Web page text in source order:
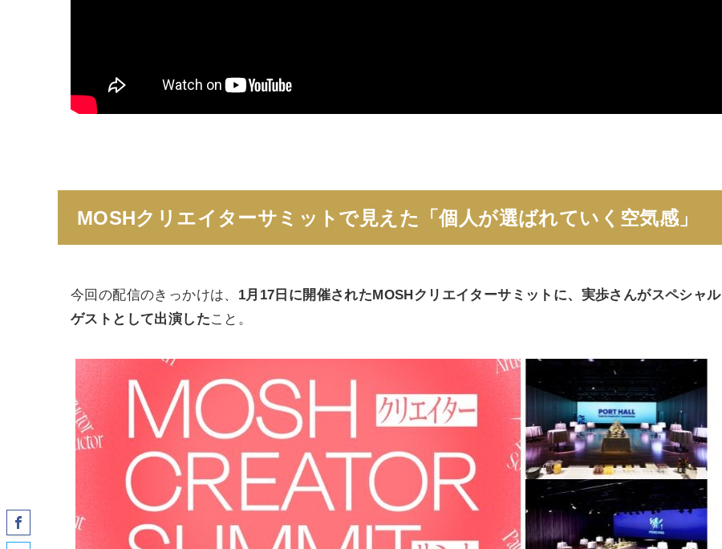
MOSHクリエイターサミットで見えた「個人が選ばれていく空気感」
今回の配信のきっかけは、 1月17日に開催されたMOSHクリエイターサミットに、実歩さんがスペシャル
ゲストとして出演したこと。